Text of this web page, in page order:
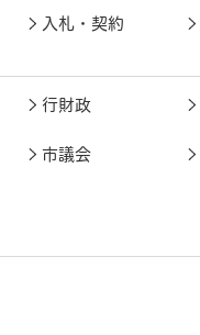
入札・契約
行財政
市議会